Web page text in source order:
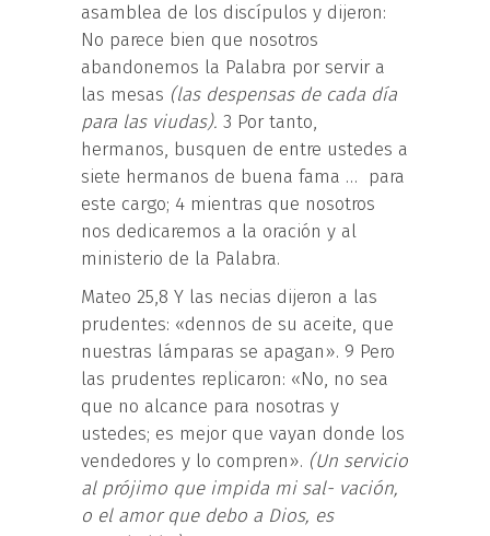
asamblea de los discípulos y dijeron:
No parece bien que nosotros
abandonemos la Palabra por servir a
las mesas (las despensas de cada día
para las viudas). 3 Por tanto,
hermanos, busquen de entre ustedes a
siete hermanos de buena fama … para
este cargo; 4 mientras que nosotros
nos dedicaremos a la oración y al
ministerio de la Palabra.
Mateo 25,8 Y las necias dijeron a las
prudentes: «dennos de su aceite, que
nuestras lámparas se apagan». 9 Pero
las prudentes replicaron: «No, no sea
que no alcance para nosotras y
ustedes; es mejor que vayan donde los
vendedores y lo compren». (Un servicio
al prójimo que impida mi sal- vación,
o el amor que debo a Dios, es